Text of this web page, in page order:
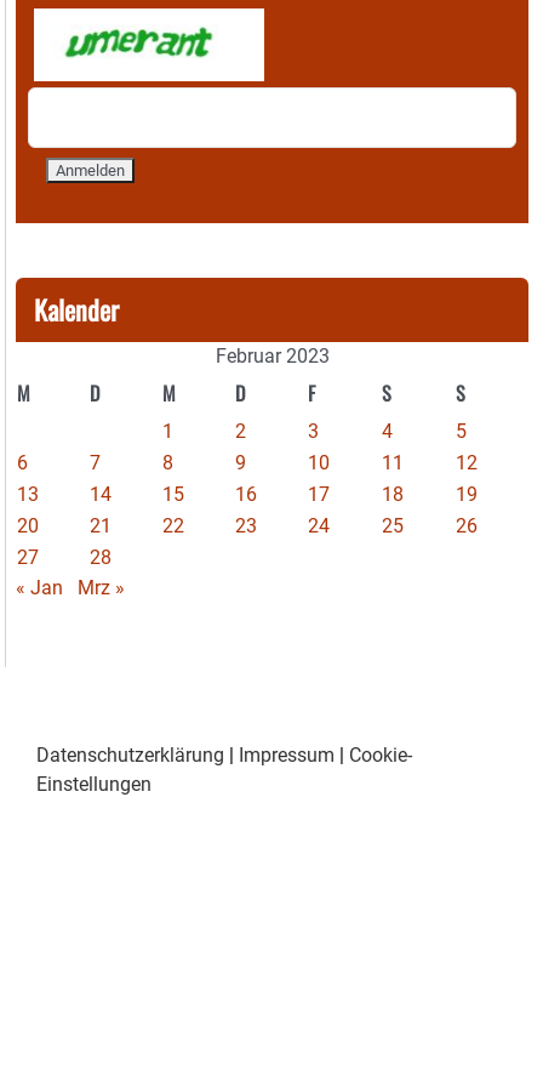
Kalender
Februar 2023
M D M D F S S
1 2 3 4
5
6
7 8 9 10 11
12
13
14 15 16 17 18
19
20
21 22 23 24 25
26
27
28
« Jan
Mrz »
Datenschutzerklärung | Impressum | Cookie-
Einstellungen